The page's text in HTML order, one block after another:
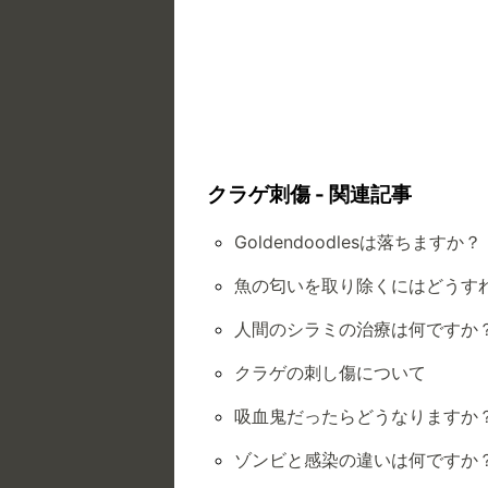
クラゲ刺傷 - 関連記事
Goldendoodlesは落ちますか？
魚の匂いを取り除くにはどうす
人間のシラミの治療は何ですか
クラゲの刺し傷について
吸血鬼だったらどうなりますか
ゾンビと感染の違いは何ですか